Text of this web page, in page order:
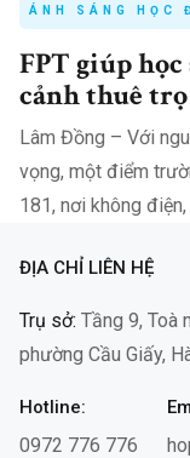
ÁNH SÁNG HỌC
FPT giúp học
cảnh thuê
Lâm Đồng – Với
vọng, một điểm
181, nơi không
ĐỊA CHỈ LIÊN HỆ
Trụ sở: Tầng 9, Toà
phường Cầu Giấy,
Hotline:
0972 776 776